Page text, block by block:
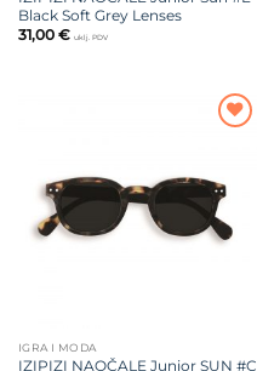
Black Soft Grey Lenses
31,00 € uklj. PDV
IGRA I MODA
IZIPIZI NAOČALE Junior SUN #C